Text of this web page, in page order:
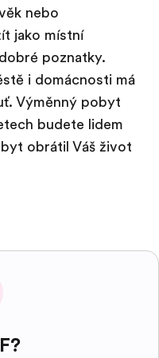
nebo
jako místní
poznatky.
i domácnosti má
Výměnný pobyt
budete lidem
obrátil Váš život